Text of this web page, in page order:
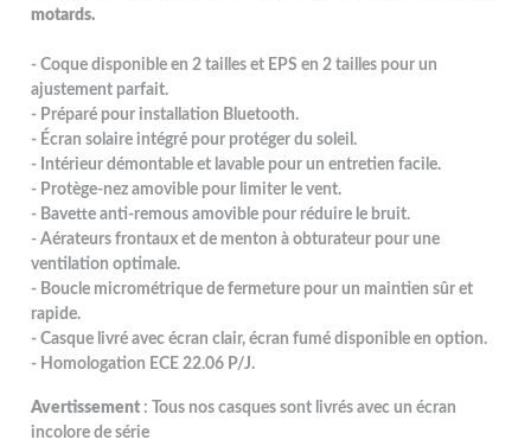
motards.
- Coque disponible en 2 tailles et EPS en 2 tailles pour un
ajustement parfait.
- Préparé pour installation Bluetooth.
- Écran solaire intégré pour protéger du soleil.
- Intérieur démontable et lavable pour un entretien facile.
- Protège-nez amovible pour limiter le vent.
- Bavette anti-remous amovible pour réduire le bruit.
- Aérateurs frontaux et de menton à obturateur pour une
ventilation optimale.
- Boucle micrométrique de fermeture pour un maintien sûr et
rapide.
- Casque livré avec écran clair, écran fumé disponible en option.
- Homologation ECE 22.06 P/J.
Avertissement : Tous nos casques sont livrés avec un écran
incolore de série